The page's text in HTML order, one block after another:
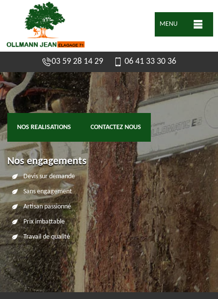
MENU
03 59 28 14 29 06 41 33 30 36
NOS REALISATIONS CONTACTEZ NOUS
Nos engagements
Devis sur demande
Sans engagement
Artisan passionné
Prix imbattable
Travail de qualité